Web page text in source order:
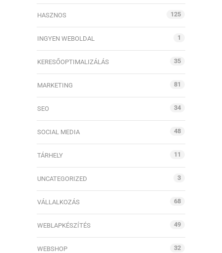
HASZNOS 125
INGYEN WEBOLDAL 1
KERESŐOPTIMALIZÁLÁS 35
MARKETING 81
SEO 34
SOCIAL MEDIA 48
TÁRHELY 11
UNCATEGORIZED 3
VÁLLALKOZÁS 68
WEBLAPKÉSZÍTÉS 49
WEBSHOP 32